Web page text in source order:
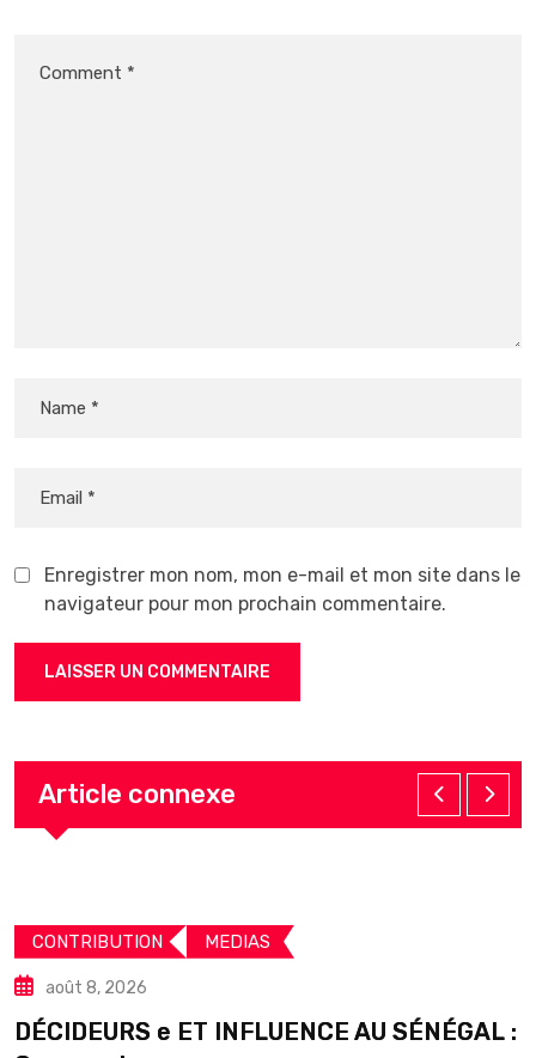
Enregistrer mon nom, mon e-mail et mon site dans le
navigateur pour mon prochain commentaire.
Article connexe
CONTRIBUTION MEDIAS
août 8, 2026
DÉCIDEURS e ET INFLUENCE AU SÉNÉGAL :